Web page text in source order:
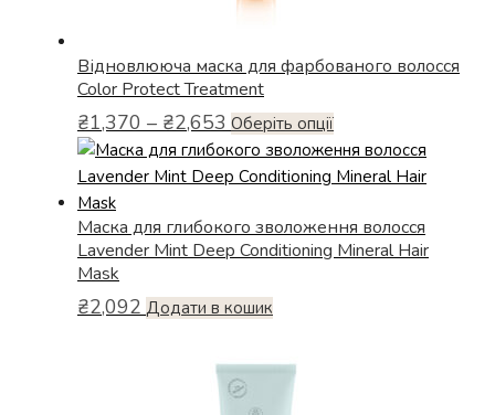
Відновлююча маска для фарбованого волосся
Color Protect Treatment
₴1,370 – ₴2,653 Діапазон
цін:
від
₴1,370
₴2,653
Оберіть опціїЦей
товар
має
варіантів.
Параметри
Маска для глибокого зволоження волосся
Lavender Mint Deep Conditioning Mineral Hair
Mask
₴2,092 Додати в кошик